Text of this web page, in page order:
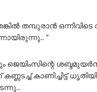
തമ്പുരാൻ ഒന്നിവിടെ
”
ജെയിംസിന്റെ
കാണിച്ചിട്ട്